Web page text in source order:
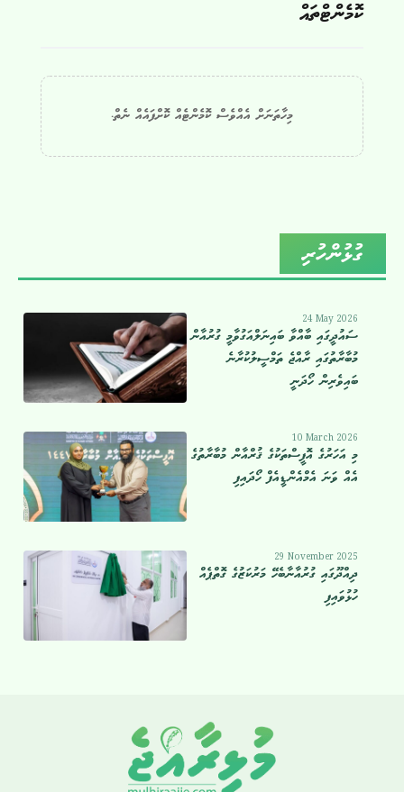
ކޮމެންޓްތައް
މިހާތަނަށް އެއްވެސް ކޮމެންޓެއް ކޮށްފައެއް ނެތް.
ގުޅުންހުރި
24 May 2026
ސައުދީގައި ބާއްވާ ބައިނަލްއަގުވާމީ ގުރުއާން
މުބާރާތުގައި ރާއްޖެ ތަމްސީލުކުރާނެ
ބައިވެރިން ހޯދަނީ
10 March 2026
މި އަހަރުގެ އޮފީސްތަކުގެ ޤުރްއާން މުބާރާތުގެ
އެއް ވަނަ އެމްއެންޑީއެފް ހޯދައިފި
29 November 2025
ދިއްދޫގައި ގުރުއާނާބެހޭ މަރުކަޒުގެ ގޮތްޕެއް
ހުޅުވައިފި